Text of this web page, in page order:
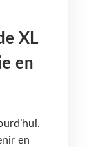
XL
en
en